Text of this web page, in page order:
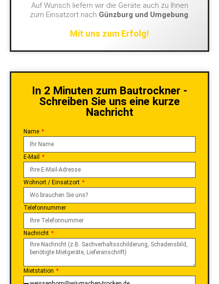
Auf Wunsch liefern wir die Geräte auch zu Ihnen
zum Einsatzort nach Günzburg und Umgebung.
Mit uns zum Erfolg!
In 2 Minuten zum Bautrockner -
Schreiben Sie uns eine kurze
Nachricht
Name
E-Mail
Wohnort / Einsatzort
Telefonnummer
Nachricht
Mietstation